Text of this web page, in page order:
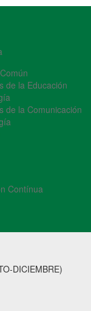
de la Educación
de la Comunicación
Contínua
DICIEMBRE)